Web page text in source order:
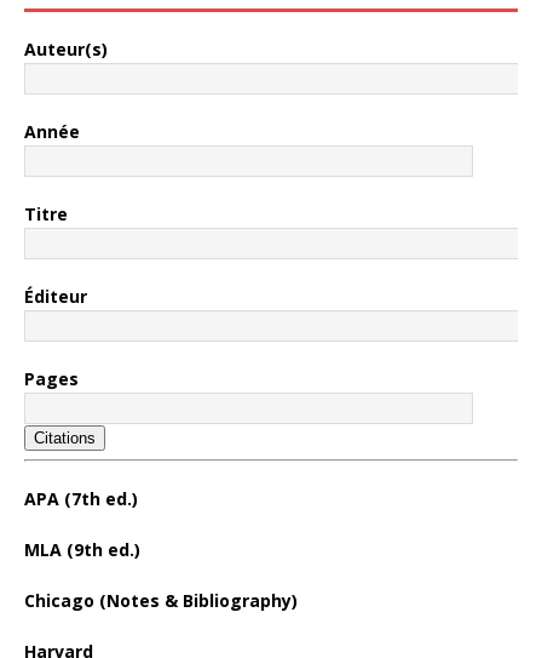
Auteur(s)
Année
Titre
Éditeur
Pages
Citations
APA (7th ed.)
MLA (9th ed.)
Chicago (Notes & Bibliography)
Harvard